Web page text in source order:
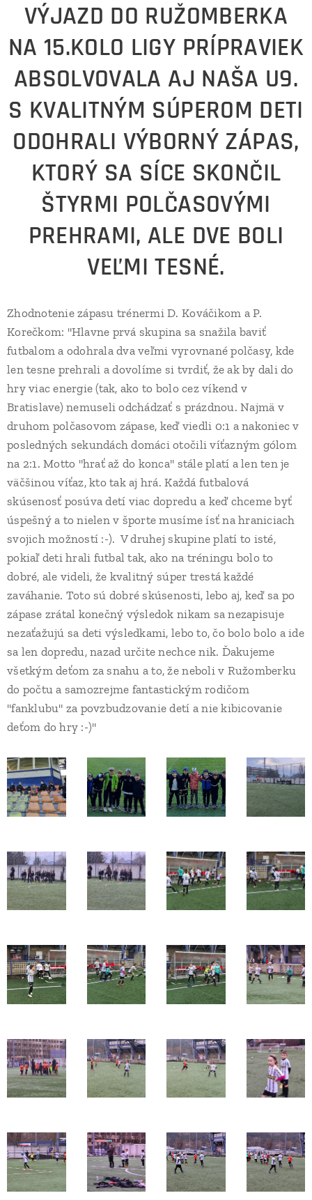
VÝJAZD DO RUŽOMBERKA
NA 15.KOLO LIGY PRÍPRAVIEK
ABSOLVOVALA AJ NAŠA U9.
S KVALITNÝM SÚPEROM DETI
ODOHRALI VÝBORNÝ ZÁPAS,
KTORÝ SA SÍCE SKONČIL
ŠTYRMI POLČASOVÝMI
PREHRAMI, ALE DVE BOLI
VEĽMI TESNÉ.
Zhodnotenie zápasu trénermi D. Kováčikom a P.
Korečkom: "Hlavne prvá skupina sa snažila baviť
futbalom a odohrala dva veľmi vyrovnané polčasy, kde
len tesne prehrali a dovolíme si tvrdiť, že ak by dali do
hry viac energie (tak, ako to bolo cez víkend v
Bratislave) nemuseli odchádzať s prázdnou. Najmä v
druhom polčasovom zápase, keď viedli 0:1 a nakoniec v
posledných sekundách domáci otočili víťazným gólom
na 2:1. Motto "hrať až do konca" stále platí a len ten je
väčšinou víťaz, kto tak aj hrá. Každá futbalová
skúsenosť posúva detí viac dopredu a keď chceme byť
úspešný a to nielen v športe musíme ísť na hraniciach
svojich možností :-). V druhej skupine platí to isté,
pokiaľ deti hrali futbal tak, ako na tréningu bolo to
dobré, ale videli, že kvalitný súper trestá každé
zaváhanie. Toto sú dobré skúsenosti, lebo aj, keď sa po
zápase zrátal konečný výsledok nikam sa nezapisuje
nezaťažujú sa deti výsledkami, lebo to, čo bolo bolo a ide
sa len dopredu, nazad určite nechce nik. Ďakujeme
všetkým deťom za snahu a to, že neboli v Ružomberku
do počtu a samozrejme fantastickým rodičom
"fanklubu" za povzbudzovanie detí a nie kibicovanie
deťom do hry :-)"